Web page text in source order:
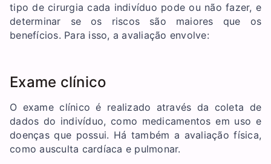
tipo de cirurgia cada indivíduo pode ou não fazer, e
determinar se os riscos são maiores que os
benefícios. Para isso, a avaliação envolve:
Exame clínico
O exame clínico é realizado através da coleta de
dados do indivíduo, como medicamentos em uso e
doenças que possui. Há também a avaliação física,
como ausculta cardíaca e pulmonar.